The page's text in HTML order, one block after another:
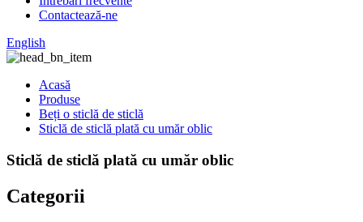
Contactează-ne
English
Acasă
Produse
Beți o sticlă de sticlă
Sticlă de sticlă plată cu umăr oblic
Sticlă de sticlă plată cu umăr oblic
Categorii